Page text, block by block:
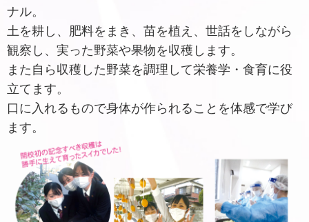
ナル。
土を耕し、肥料をまき、苗を植え、世話をしながら
観察し、実った野菜や果物を収穫します。
また自ら収穫した野菜を調理して栄養学・食育に役
立てます。
口に入れるもので身体が作られることを体感で学び
ます。